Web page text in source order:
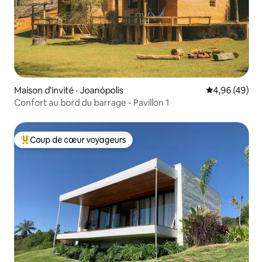
Maison d'invité · Joanópolis Note
4,96 (49)
Confort au bord du barrage - Pavillon 1
Coup de cœur voyageurs parmi les plus aimés
Coup de cœur voyageurs